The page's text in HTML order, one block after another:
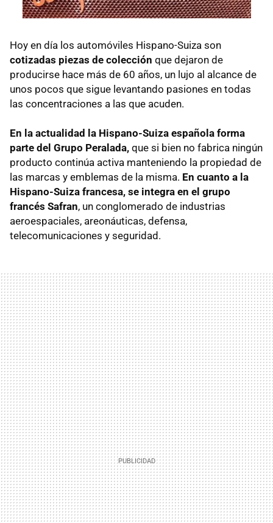
Hoy en día los automóviles Hispano-Suiza son
cotizadas piezas de colección que dejaron de
producirse hace más de 60 años, un lujo al alcance de
unos pocos que sigue levantando pasiones en todas
las concentraciones a las que acuden.
En la actualidad la Hispano-Suiza española forma
parte del Grupo Peralada, que si bien no fabrica ningún
producto continúa activa manteniendo la propiedad de
las marcas y emblemas de la misma. En cuanto a la
Hispano-Suiza francesa, se integra en el grupo
francés Safran, un conglomerado de industrias
aeroespaciales, areonáuticas, defensa,
telecomunicaciones y seguridad.